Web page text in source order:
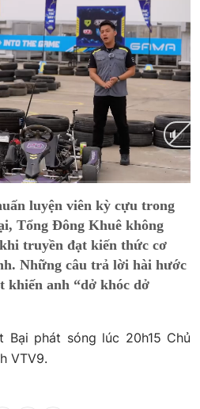
luyện viên kỳ cựu trong
Tổng Đông Khuê không
truyền đạt kiến thức cơ
Những câu trả lời hài hước
khiến anh “dở khóc dở
Bại phát sóng lúc 20h15 Chủ
VTV9.